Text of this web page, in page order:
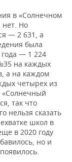
в «Солнечном
Но
— 2 631, а
была
— 1 224
на каждых
а на каждом
четырех из
«Солнечный
так что
нельзя сказать
школ в
в 2020 году
но и